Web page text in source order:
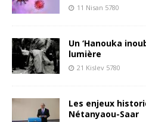
11 Nisan 5780
Un ‘Hanouka
lumière
21 Kislev 5780
Les enjeux
Nétanyaou-Saar